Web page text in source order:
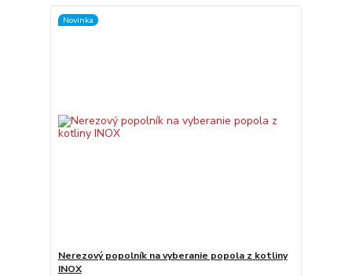
Novinka
Nerezový popolník na vyberanie popola z kotliny
INOX